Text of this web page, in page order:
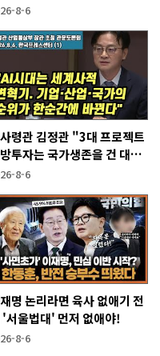
8-6
령관 김정관 "3대 프로젝트
투자는 국가생존을 건 대전
" 8-6
명 논리라면 육사 없애기 전
'서울법대' 먼저 없애야!
8-6